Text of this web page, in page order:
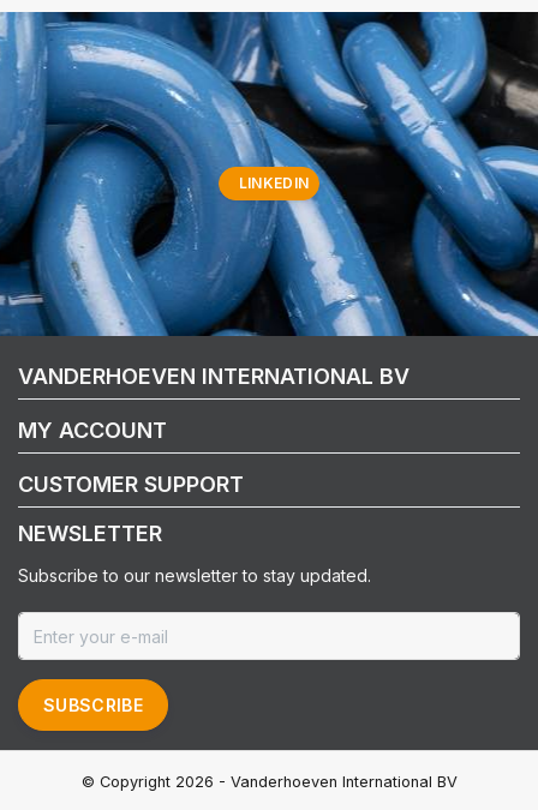
LINKEDIN
VANDERHOEVEN INTERNATIONAL BV
MY ACCOUNT
CUSTOMER SUPPORT
NEWSLETTER
Subscribe to our newsletter to stay updated.
SUBSCRIBE
© Copyright 2026 - Vanderhoeven International BV